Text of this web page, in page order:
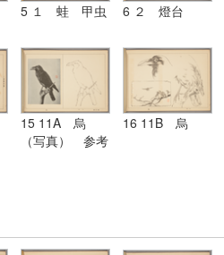
5 １ 蛙 甲虫 6 ２ 燈台
15 11A 烏
（写真） 参考
16 11B 烏